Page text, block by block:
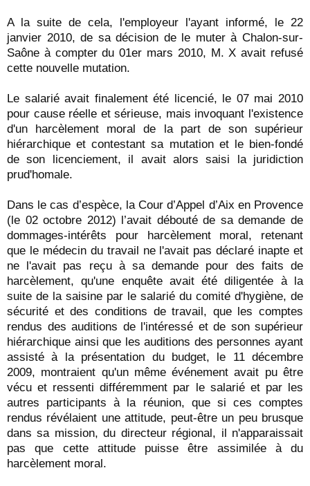
A la suite de cela, l'employeur l'ayant informé, le 22
janvier 2010, de sa décision de le muter à Chalon-sur-
Saône à compter du 01er mars 2010, M. X avait refusé
cette nouvelle mutation.
Le salarié avait finalement été licencié, le 07 mai 2010
pour cause réelle et sérieuse, mais invoquant l'existence
d'un harcèlement moral de la part de son supérieur
hiérarchique et contestant sa mutation et le bien-fondé
de son licenciement, il avait alors saisi la juridiction
prud'homale.
Dans le cas d’espèce, la Cour d’Appel d’Aix en Provence
(le 02 octobre 2012) l’avait débouté de sa demande de
dommages-intérêts pour harcèlement moral, retenant
que le médecin du travail ne l'avait pas déclaré inapte et
ne l'avait pas reçu à sa demande pour des faits de
harcèlement, qu'une enquête avait été diligentée à la
suite de la saisine par le salarié du comité d'hygiène, de
sécurité et des conditions de travail, que les comptes
rendus des auditions de l'intéressé et de son supérieur
hiérarchique ainsi que les auditions des personnes ayant
assisté à la présentation du budget, le 11 décembre
2009, montraient qu'un même événement avait pu être
vécu et ressenti différemment par le salarié et par les
autres participants à la réunion, que si ces comptes
rendus révélaient une attitude, peut-être un peu brusque
dans sa mission, du directeur régional, il n'apparaissait
pas que cette attitude puisse être assimilée à du
harcèlement moral.